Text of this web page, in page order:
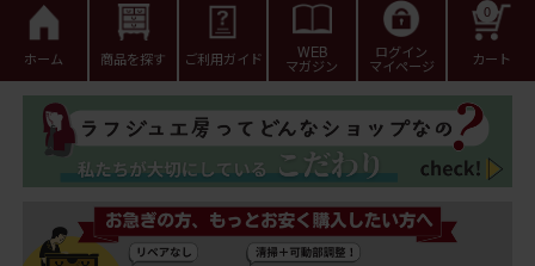
ホーム 商品を探す ご利用ガイド WEB
マガジン
ログイン
マイページ カート
0